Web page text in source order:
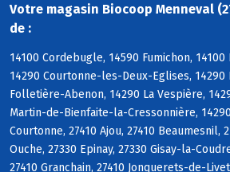
Votre magasin Biocoop Menneval
de :
14100 Cordebugle, 14590 Fumichon,
14290 Courtonne-les-Deux-Eglises, 14290
Folletière-Abenon, 14290 La Vespière,
Martin-de-Bienfaite-la-Cressonnière,
Courtonne, 27410 Ajou, 27410 Beaumesnil,
Ouche, 27330 Epinay, 27330 Gisay-la-
27410 Granchain, 27410 Jonquerets-de-